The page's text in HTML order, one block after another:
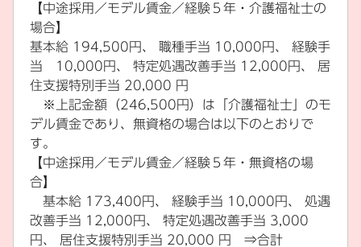
【中途採用／モデル賃金／経験５年・介護福祉士の
場合】
基本給 194,500円、 職種手当 10,000円、 経験手
当 10,000円、 特定処遇改善手当 12,000円、 居
住支援特別手当 20,000 円
※上記金額（246,500円）は「介護福祉士」のモ
デル賃金であり、無資格の場合は以下のとおりで
す。
【中途採用／モデル賃金／経験５年・無資格の場
合】
基本給 173,400円、 経験手当 10,000円、 処遇
改善手当 12,000円、 特定処遇改善手当 3,000
円、 居住支援特別手当 20,000 円 ⇒合計